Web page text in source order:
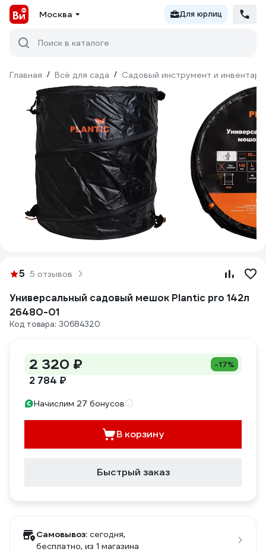
Москва Для юрлиц
Поиск в каталоге
Главная / Всё для сада / Садовый инструмент и инвентарь
5 5 отзывов
Универсальный садовый мешок Plantic pro 142л
26480-01
Код товара: 30684320
2 320 ₽ -17%
2 784 ₽
Начислим 27 бонусов
В корзину
Быстрый заказ
Самовывоз: сегодня,
бесплатно, из 1 магазина